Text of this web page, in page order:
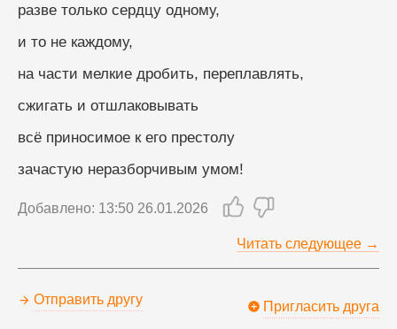
разве только сердцу одному,
и то не каждому,
на части мелкие дробить, переплавлять,
сжигать и отшлаковывать
всё приносимое к его престолу
зачастую неразборчивым умом!
Добавлено: 13:50 26.01.2026
Читать следующее →
Отправить другу Пригласить друга